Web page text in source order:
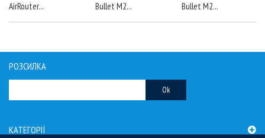
AirRouter... Bullet M2... Bullet M2...
РОЗСИЛКА
Ok
КАТЕГОРІЇ